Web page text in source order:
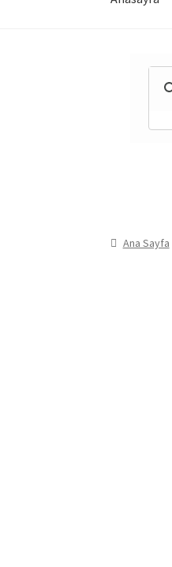
Ana Sayfa